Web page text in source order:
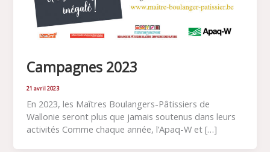
Campagnes 2023
21 avril 2023
En 2023, les Maîtres Boulangers-Pâtissiers de
Wallonie seront plus que jamais soutenus dans leurs
activités Comme chaque année, l’Apaq-W et […]